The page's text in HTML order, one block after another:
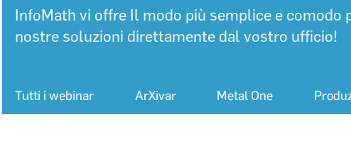
InfoMath vi offre Il modo più semplice e comodo
nostre soluzioni direttamente dal vostro ufficio!
Tutti i webinar ArXivar Metal One